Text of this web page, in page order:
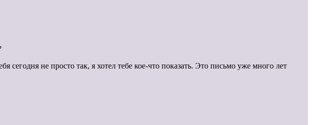
сегодня не просто так, я хотел тебе кое-что показать. Это письмо уже много лет